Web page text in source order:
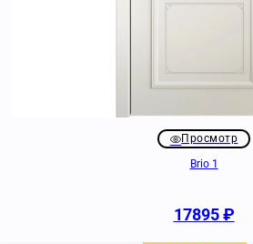
Просмотр
Brio 1
17895₽